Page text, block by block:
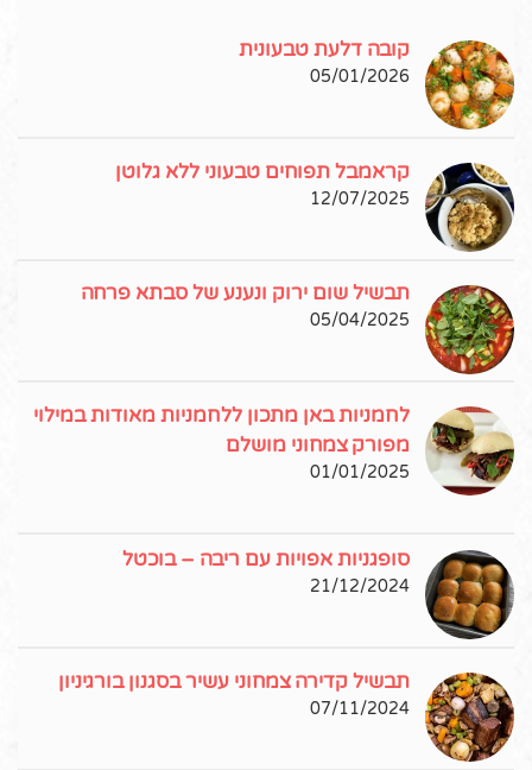
קובה דלעת טבעונית
05/01/2026
קראמבל תפוחים טבעוני ללא גלוטן
12/07/2025
תבשיל שום ירוק ונענע של סבתא פרחה
05/04/2025
לחמניות באן מתכון ללחמניות מאודות במילוי
מפורק צמחוני מושלם
01/01/2025
סופגניות אפויות עם ריבה – בוכטל
21/12/2024
תבשיל קדירה צמחוני עשיר בסגנון בורגיניון
07/11/2024